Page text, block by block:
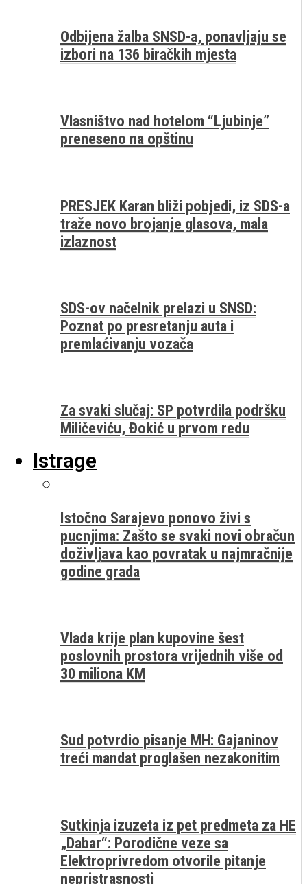
Odbijena žalba SNSD-a, ponavljaju se
izbori na 136 biračkih mjesta
Vlasništvo nad hotelom “Ljubinje”
preneseno na opštinu
PRESJEK Karan bliži pobjedi, iz SDS-a
traže novo brojanje glasova, mala
izlaznost
SDS-ov načelnik prelazi u SNSD:
Poznat po presretanju auta i
premlaćivanju vozača
Za svaki slučaj: SP potvrdila podršku
Miličeviću, Đokić u prvom redu
Istrage
Istočno Sarajevo ponovo živi s
pucnjima: Zašto se svaki novi obračun
doživljava kao povratak u najmračnije
godine grada
Vlada krije plan kupovine šest
poslovnih prostora vrijednih više od
30 miliona KM
Sud potvrdio pisanje MH: Gajaninov
treći mandat proglašen nezakonitim
Sutkinja izuzeta iz pet predmeta za HE
„Dabar“: Porodične veze sa
Elektroprivredom otvorile pitanje
nepristrasnosti